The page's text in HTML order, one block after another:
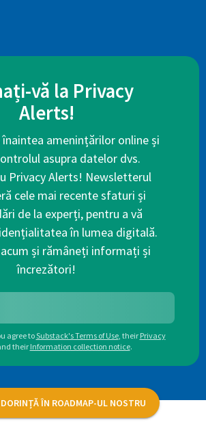
vă la Privacy
Alerts!
înaintea amenințărilor online și
asupra datelor dvs.
Privacy Alerts! Newsletterul
cele mai recente sfaturi și
de la experți, pentru a vă
în lumea digitală.
și rămâneți informați și
încrezători!
agree toSubstack's Terms of Use, their Privacy
their Information collection notice.
ÎN ROADMAP-UL NOSTRU